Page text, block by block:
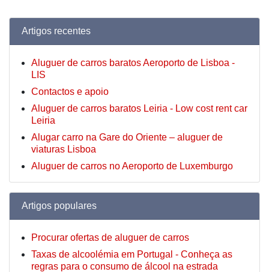
Artigos recentes
Aluguer de carros baratos Aeroporto de Lisboa -
LIS
Contactos e apoio
Aluguer de carros baratos Leiria - Low cost rent car
Leiria
Alugar carro na Gare do Oriente – aluguer de
viaturas Lisboa
Aluguer de carros no Aeroporto de Luxemburgo
Artigos populares
Procurar ofertas de aluguer de carros
Taxas de alcoolémia em Portugal - Conheça as
regras para o consumo de álcool na estrada